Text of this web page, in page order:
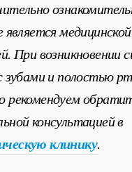
является медицинской
При возникновении
зубами и полостью
рекомендуем
консультацией в
клинику.